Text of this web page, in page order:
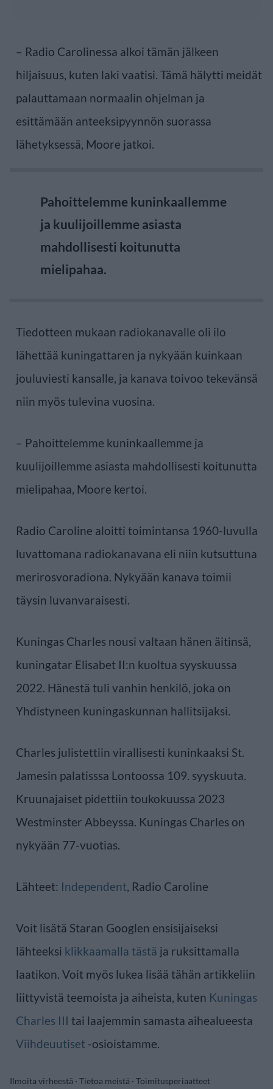
– Radio Carolinessa alkoi tämän jälkeen
hiljaisuus, kuten laki vaatisi. Tämä hälytti meidät
palauttamaan normaalin ohjelman ja
esittämään anteeksipyynnön suorassa
lähetyksessä, Moore jatkoi.
Pahoittelemme kuninkaallemme
ja kuulijoillemme asiasta
mahdollisesti koitunutta
mielipahaa.
Tiedotteen mukaan radiokanavalle oli ilo
lähettää kuningattaren ja nykyään kuinkaan
jouluviesti kansalle, ja kanava toivoo tekevänsä
niin myös tulevina vuosina.
– Pahoittelemme kuninkaallemme ja
kuulijoillemme asiasta mahdollisesti koitunutta
mielipahaa, Moore kertoi.
Radio Caroline aloitti toimintansa 1960-luvulla
luvattomana radiokanavana eli niin kutsuttuna
merirosvoradiona. Nykyään kanava toimii
täysin luvanvaraisesti.
Kuningas Charles nousi valtaan hänen äitinsä,
kuningatar Elisabet II:n kuoltua syyskuussa
2022. Hänestä tuli vanhin henkilö, joka on
Yhdistyneen kuningaskunnan hallitsijaksi.
Charles julistettiin virallisesti kuninkaaksi St.
Jamesin palatisssa Lontoossa 109. syyskuuta.
Kruunajaiset pidettiin toukokuussa 2023
Westminster Abbeyssa. Kuningas Charles on
nykyään 77-vuotias.
Lähteet: Independent, Radio Caroline
Voit lisätä Staran Googlen ensisijaiseksi
lähteeksi klikkaamalla tästä ja ruksittamalla
laatikon. Voit myös lukea lisää tähän artikkeliin
liittyvistä teemoista ja aiheista, kuten Kuningas
Charles III tai laajemmin samasta aihealueesta
Viihdeuutiset -osioistamme.
Ilmoita virheestä · Tietoa meistä · Toimitusperiaatteet